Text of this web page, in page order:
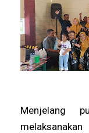
Menjelang